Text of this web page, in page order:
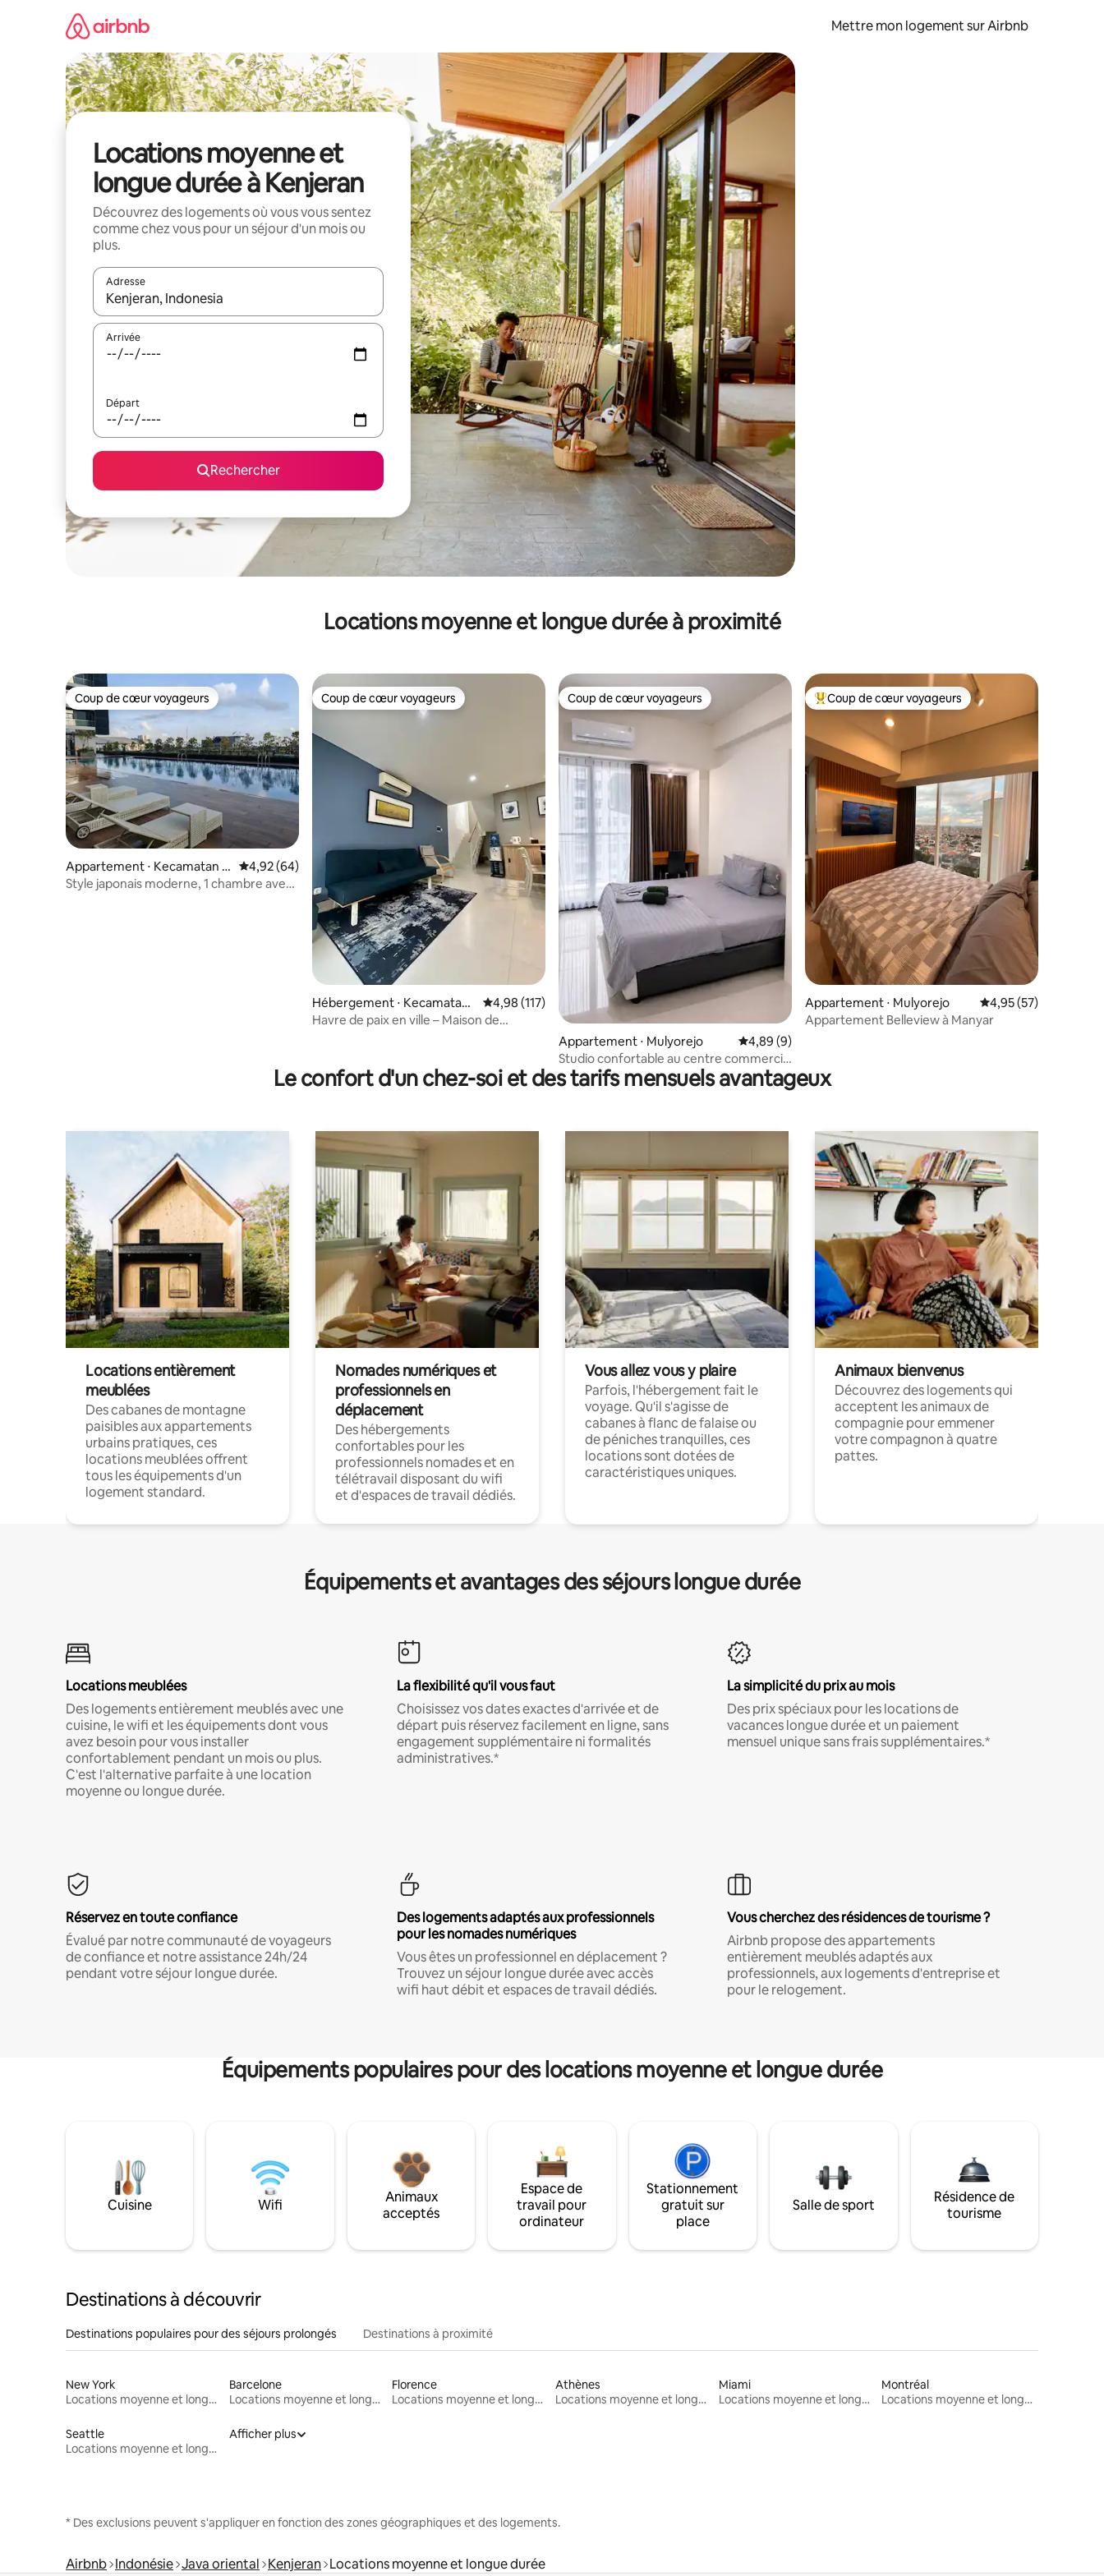
Mettre mon logement sur Airbnb
Locations moyenne et
longue durée à Kenjeran
Découvrez des logements où vous vous sentez
comme chez vous pour un séjour d'un mois ou
plus.
Adresse
Lorsque les résultats s'affichent, utilisez les flèches vers le haut et vers le bas pour les parcourir ou en appuyant et en faisant glisser.
Arrivée
Départ
Rechercher
Locations moyenne et longue durée à proximité
Coup de cœur voyageurs
Coup de cœur voyageurs
Appartement ⋅ Kecamatan D
ukuhpakis
Évaluation moyenne sur la base de 64 commentaires : 4,92 sur 5
4,92 (64)
Style japonais moderne, 1 chambre avec
Coup de cœur voyageurs
Coup de cœur voyageurs
Hébergement ⋅ Kecamatan
Tandes
Évaluation moyenne sur la base de 117 commentaires : 4,98 sur 5
4,98 (117)
Havre de paix en ville – Maison de
Coup de cœur voyageurs
Coup de cœur voyageurs
Appartement ⋅ Mulyorejo Évaluation moyenne sur la base de 9 commentaires : 4,89 sur 5
4,89 (9)
Studio confortable au centre commercial
Pakuwon de Surabaya
Coups de cœur voyageurs les plus appréciés
Coup de cœur voyageurs
Appartement ⋅ Mulyorejo Évaluation moyenne
4,95 (57)
Appartement Belleview à Manyar
Le confort d'un chez-soi et des tarifs mensuels avantageux
Locations entièrement
meublées
Des cabanes de montagne
paisibles aux appartements
urbains pratiques, ces
locations meublées offrent
tous les équipements d'un
logement standard.
Nomades numériques et
professionnels en
déplacement
Des hébergements
confortables pour les
professionnels nomades et en
télétravail disposant du wifi
et d'espaces de travail dédiés.
Vous allez vous y plaire
Parfois, l'hébergement fait le
voyage. Qu'il s'agisse de
cabanes à flanc de falaise ou
de péniches tranquilles, ces
locations sont dotées de
caractéristiques uniques.
Animaux bienvenus
Découvrez des logements qui
acceptent les animaux de
compagnie pour emmener
votre compagnon à quatre
pattes.
Équipements et avantages des séjours longue durée
Locations meublées
Des logements entièrement meublés avec une
cuisine, le wifi et les équipements dont vous
avez besoin pour vous installer
confortablement pendant un mois ou plus.
C'est l'alternative parfaite à une location
moyenne ou longue durée.
La flexibilité qu'il vous faut
Choisissez vos dates exactes d'arrivée et de
départ puis réservez facilement en ligne, sans
engagement supplémentaire ni formalités
administratives.*
La simplicité du prix au mois
Des prix spéciaux pour les locations de
vacances longue durée et un paiement
mensuel unique sans frais supplémentaires.*
Réservez en toute confiance
Évalué par notre communauté de voyageurs
de confiance et notre assistance 24h/24
pendant votre séjour longue durée.
Des logements adaptés aux professionnels
pour les nomades numériques
Vous êtes un professionnel en déplacement ?
Trouvez un séjour longue durée avec accès
wifi haut débit et espaces de travail dédiés.
Vous cherchez des résidences de tourisme ?
Airbnb propose des appartements
entièrement meublés adaptés aux
professionnels, aux logements d'entreprise et
pour le relogement.
Équipements populaires pour des locations moyenne et longue durée
Cuisine Wifi
Animaux
acceptés
Espace de
travail pour
ordinateur
Stationnement
gratuit sur
place
Salle de sport
Résidence de
tourisme
Destinations à découvrir
Destinations populaires pour des séjours prolongés Destinations à proximité
New York
Locations moyenne et longue durée
Barcelone
Locations moyenne et longue durée
Florence
Locations moyenne et longue durée
Athènes
Locations moyenne et longue durée
Miami
Locations moyenne et longue durée
Montréal
Locations moyenne et longue durée
Seattle
Locations moyenne et longue durée
Afficher plus
* Des exclusions peuvent s'appliquer en fonction des zones géographiques et des logements.
Airbnb Indonésie Java oriental Kenjeran Locations moyenne et longue durée